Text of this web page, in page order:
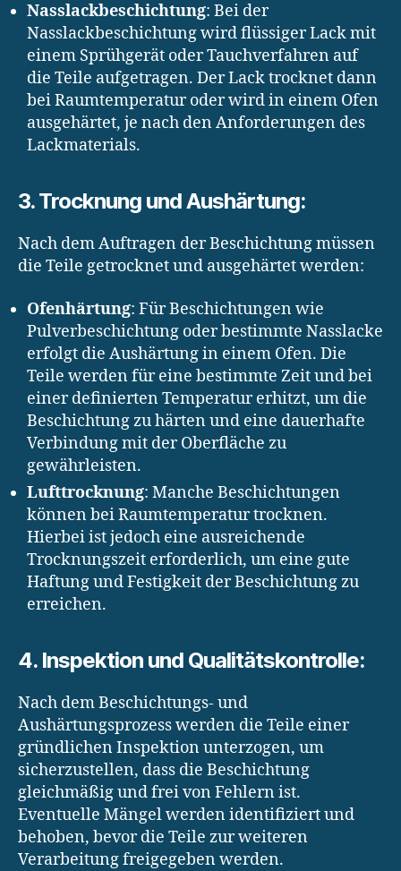
Nasslackbeschichtung: Bei der
Nasslackbeschichtung wird flüssiger Lack mit
einem Sprühgerät oder Tauchverfahren auf
die Teile aufgetragen. Der Lack trocknet dann
bei Raumtemperatur oder wird in einem Ofen
ausgehärtet, je nach den Anforderungen des
Lackmaterials.
3. Trocknung und Aushärtung:
Nach dem Auftragen der Beschichtung müssen
die Teile getrocknet und ausgehärtet werden:
Ofenhärtung: Für Beschichtungen wie
Pulverbeschichtung oder bestimmte Nasslacke
erfolgt die Aushärtung in einem Ofen. Die
Teile werden für eine bestimmte Zeit und bei
einer definierten Temperatur erhitzt, um die
Beschichtung zu härten und eine dauerhafte
Verbindung mit der Oberfläche zu
gewährleisten.
Lufttrocknung: Manche Beschichtungen
können bei Raumtemperatur trocknen.
Hierbei ist jedoch eine ausreichende
Trocknungszeit erforderlich, um eine gute
Haftung und Festigkeit der Beschichtung zu
erreichen.
4. Inspektion und Qualitätskontrolle:
Nach dem Beschichtungs- und
Aushärtungsprozess werden die Teile einer
gründlichen Inspektion unterzogen, um
sicherzustellen, dass die Beschichtung
gleichmäßig und frei von Fehlern ist.
Eventuelle Mängel werden identifiziert und
behoben, bevor die Teile zur weiteren
Verarbeitung freigegeben werden.